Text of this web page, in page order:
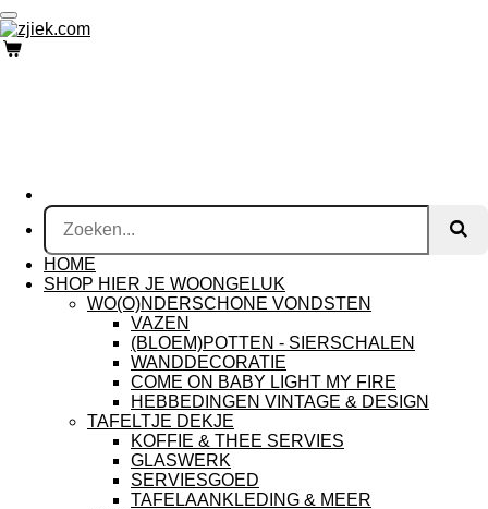
Ga
direct
naar
HOME
SHOP HIER JE WOONGELUK
WO(O)NDERSCHONE VONDSTEN
VAZEN
(BLOEM)POTTEN - SIERSCHALEN
WANDDECORATIE
COME ON BABY LIGHT MY FIRE
HEBBEDINGEN VINTAGE & DESIGN
TAFELTJE DEKJE
KOFFIE & THEE SERVIES
GLASWERK
SERVIESGOED
TAFELAANKLEDING & MEER